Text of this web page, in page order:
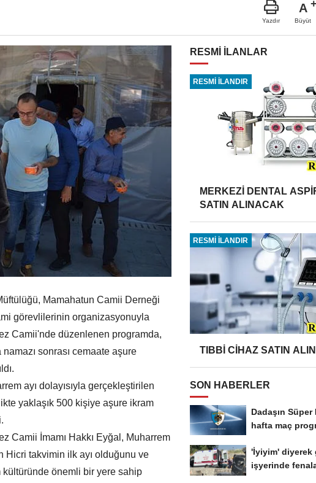
Yazdır
A
Büyüt
Mamahatun Camii Derneği
görevlilerinin organizasyonuyla
Camii'nde düzenlenen programda,
namazı sonrası cemaate aşure
ayı dolayısıyla gerçekleştirilen
yaklaşık 500 kişiye aşure ikram
Camii İmamı Hakkı Eyğal, Muharrem
Hicri takvimin ilk ayı olduğunu ve
kültüründe önemli bir yere sahip
RESMİ İLANLAR
RESMİ İLANDIR
MERKEZİ DENTAL
SATIN ALINACAK
RESMİ İLANDIR
TIBBİ CİHAZ SATIN
SON HABERLER
Dadaşın Süper
hafta maç
'İyiyim' diyerek
işyerinde